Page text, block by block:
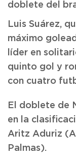
doblete del
Luis Suárez,
máximo
líder en
quinto gol y
con cuatro
El doblete de
en la
Aritz Aduriz
Palmas).